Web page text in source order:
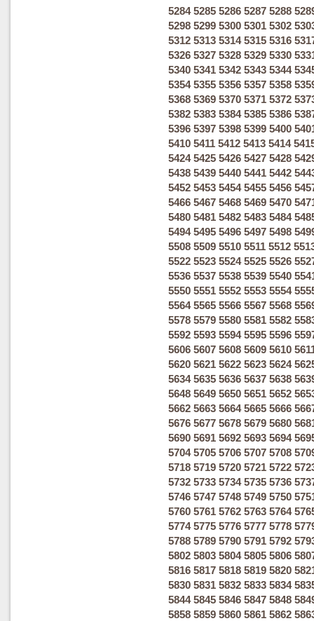
5284 5285 5286 5287 5288
5298 5299 5300 5301 5302
5312 5313 5314 5315 5316
5326 5327 5328 5329 5330
5340 5341 5342 5343 5344
5354 5355 5356 5357 5358
5368 5369 5370 5371 5372
5382 5383 5384 5385 5386
5396 5397 5398 5399 5400
5410 5411 5412 5413 5414
5424 5425 5426 5427 5428
5438 5439 5440 5441 5442
5452 5453 5454 5455 5456
5466 5467 5468 5469 5470
5480 5481 5482 5483 5484
5494 5495 5496 5497 5498
5508 5509 5510 5511 5512
5522 5523 5524 5525 5526
5536 5537 5538 5539 5540
5550 5551 5552 5553 5554
5564 5565 5566 5567 5568
5578 5579 5580 5581 5582
5592 5593 5594 5595 5596
5606 5607 5608 5609 5610
5620 5621 5622 5623 5624
5634 5635 5636 5637 5638
5648 5649 5650 5651 5652
5662 5663 5664 5665 5666
5676 5677 5678 5679 5680
5690 5691 5692 5693 5694
5704 5705 5706 5707 5708
5718 5719 5720 5721 5722
5732 5733 5734 5735 5736
5746 5747 5748 5749 5750
5760 5761 5762 5763 5764
5774 5775 5776 5777 5778
5788 5789 5790 5791 5792
5802 5803 5804 5805 5806
5816 5817 5818 5819 5820
5830 5831 5832 5833 5834
5844 5845 5846 5847 5848
5858 5859 5860 5861 5862